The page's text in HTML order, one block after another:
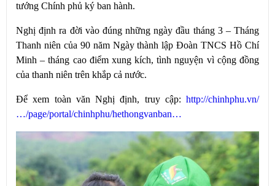
tướng Chính phủ ký ban hành.
Nghị định ra đời vào đúng những ngày đầu tháng 3 – Tháng
Thanh niên của 90 năm Ngày thành lập Đoàn TNCS Hồ Chí
Minh – tháng cao điểm xung kích, tình nguyện vì cộng đồng
của thanh niên trên khắp cả nước.
Để xem toàn văn Nghị định, truy cập: http://chinhphu.vn/
…/page/portal/chinhphu/hethongvanban…